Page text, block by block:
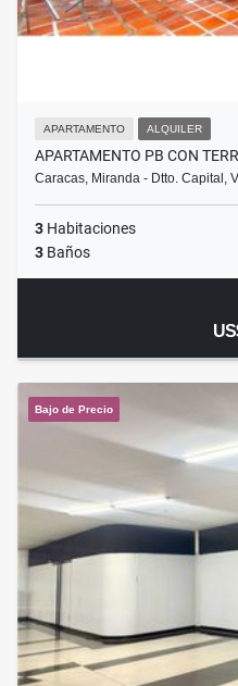
APARTAMENTO ALQUILER
APARTAMENTO PB CON
Caracas, Miranda - Dtto. Capital,
3 Habitaciones
3 Baños
Bajo de Precio